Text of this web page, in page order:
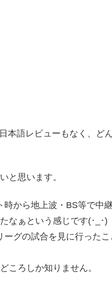
本語レビューもなく、ど
と思います。
から地上波・BS等で中
なぁという感じです(･_･)
グの試合を見に行った
ころしか知りません。